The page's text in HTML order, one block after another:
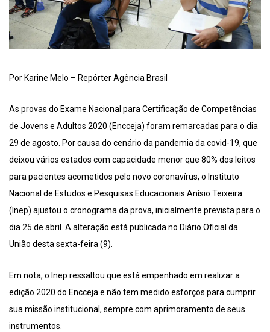
Por Karine Melo – Repórter Agência Brasil
As provas do Exame Nacional para Certificação de Competências
de Jovens e Adultos 2020 (Encceja) foram remarcadas para o dia
29 de agosto. Por causa do cenário da pandemia da covid-19, que
deixou vários estados com capacidade menor que 80% dos leitos
para pacientes acometidos pelo novo coronavírus, o Instituto
Nacional de Estudos e Pesquisas Educacionais Anísio Teixeira
(Inep) ajustou o cronograma da prova, inicialmente prevista para o
dia 25 de abril. A alteração está publicada no Diário Oficial da
União desta sexta-feira (9).
Em nota, o Inep ressaltou que está empenhado em realizar a
edição 2020 do Encceja e não tem medido esforços para cumprir
sua missão institucional, sempre com aprimoramento de seus
instrumentos.